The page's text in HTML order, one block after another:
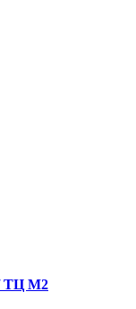
ТЦ М2